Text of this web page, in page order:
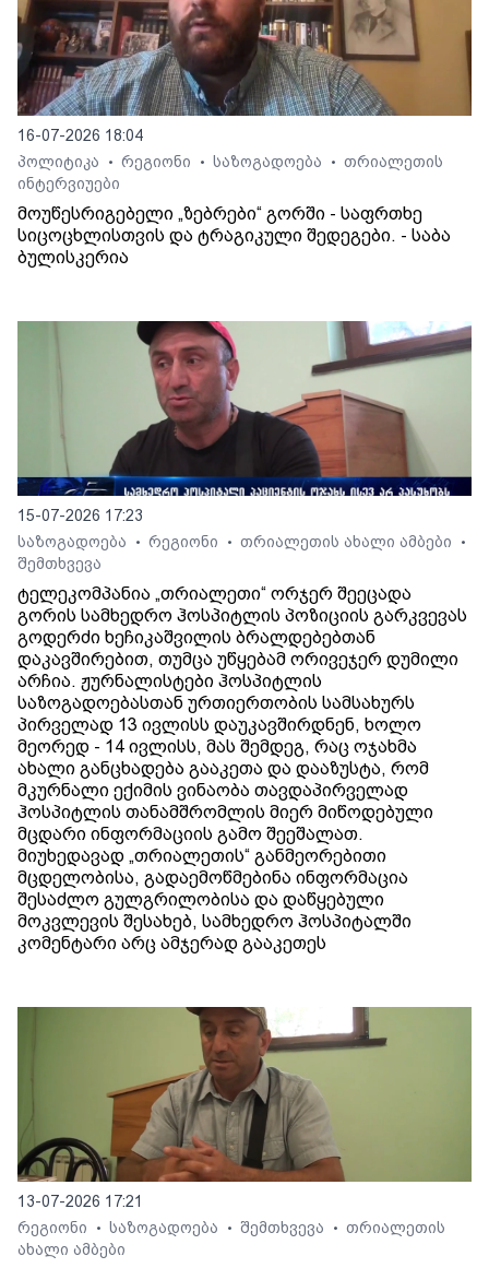
16-07-2026 18:04
პოლიტიკა
• რეგიონი • საზოგადოება • თრიალეთის
ინტერვიუები
მოუწესრიგებელი „ზებრები“ გორში - საფრთხე
სიცოცხლისთვის და ტრაგიკული შედეგები. - საბა
ბულისკერია
15-07-2026 17:23
საზოგადოება
• რეგიონი • თრიალეთის ახალი ამბები •
შემთხვევა
ტელეკომპანია „თრიალეთი“ ორჯერ შეეცადა
გორის სამხედრო ჰოსპიტლის პოზიციის გარკვევას
გოდერძი ხეჩიკაშვილის ბრალდებებთან
დაკავშირებით, თუმცა უწყებამ ორივეჯერ დუმილი
არჩია. ჟურნალისტები ჰოსპიტლის
საზოგადოებასთან ურთიერთობის სამსახურს
პირველად 13 ივლისს დაუკავშირდნენ, ხოლო
მეორედ - 14 ივლისს, მას შემდეგ, რაც ოჯახმა
ახალი განცხადება გააკეთა და დააზუსტა, რომ
მკურნალი ექიმის ვინაობა თავდაპირველად
ჰოსპიტლის თანამშრომლის მიერ მიწოდებული
მცდარი ინფორმაციის გამო შეეშალათ.
მიუხედავად „თრიალეთის“ განმეორებითი
მცდელობისა, გადაემოწმებინა ინფორმაცია
შესაძლო გულგრილობისა და დაწყებული
მოკვლევის შესახებ, სამხედრო ჰოსპიტალში
კომენტარი არც ამჯერად გააკეთეს
13-07-2026 17:21
რეგიონი
• საზოგადოება • შემთხვევა • თრიალეთის
ახალი ამბები